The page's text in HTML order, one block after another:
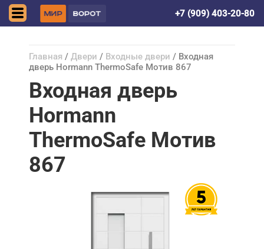
+7 (909) 403-20-80
Главная / Двери / Входные двери / Входная
дверь Hormann ThermoSafe Мотив 867
Входная дверь
Hormann
ThermoSafe Мотив
867